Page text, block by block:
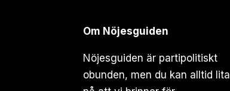
Om Nöjesguiden
Nöjesguiden är partipolitiskt
obunden, men du kan alltid lita